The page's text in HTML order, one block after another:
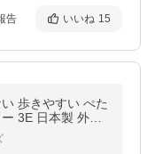
告 いいね 15
た
3E 日本製 外反
レディース 靴